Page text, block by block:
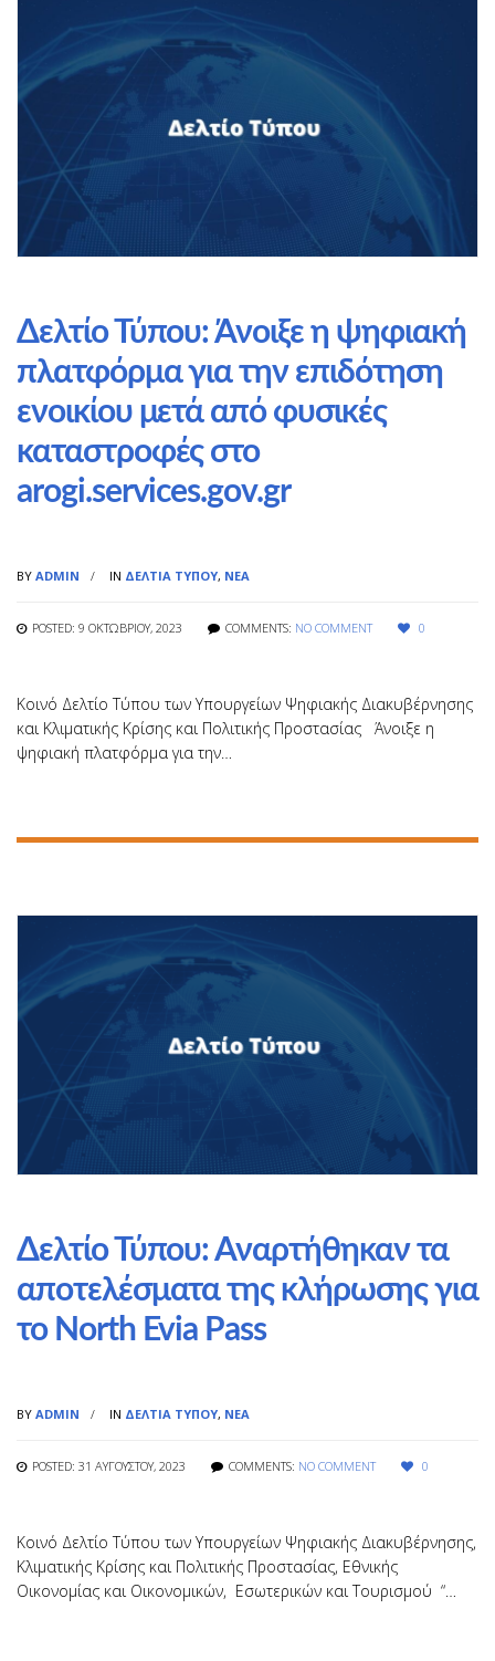
Δελτίο Τύπου: Άνοιξε η ψηφιακή
πλατφόρμα για την επιδότηση
ενοικίου μετά από φυσικές
καταστροφές στο
arogi.services.gov.gr
BY ADMIN IN ΔΕΛΤΊΑ ΤΎΠΟΥ, ΝΈΑ
POSTED: 9 ΟΚΤΩΒΡΊΟΥ, 2023 COMMENTS: NO COMMENT 0
Κοινό Δελτίο Τύπου των Υπουργείων Ψηφιακής Διακυβέρνησης
και Κλιματικής Κρίσης και Πολιτικής Προστασίας Άνοιξε η
ψηφιακή πλατφόρμα για την…
Δελτίο Τύπου: Αναρτήθηκαν τα
αποτελέσματα της κλήρωσης για
το North Evia Pass
BY ADMIN IN ΔΕΛΤΊΑ ΤΎΠΟΥ, ΝΈΑ
POSTED: 31 ΑΥΓΟΎΣΤΟΥ, 2023 COMMENTS: NO COMMENT 0
Κοινό Δελτίο Τύπου των Υπουργείων Ψηφιακής Διακυβέρνησης,
Κλιματικής Κρίσης και Πολιτικής Προστασίας, Εθνικής
Οικονομίας και Οικονομικών, Εσωτερικών και Τουρισμού “…